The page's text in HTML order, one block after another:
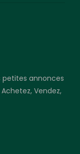
petites annonces
Vendez,